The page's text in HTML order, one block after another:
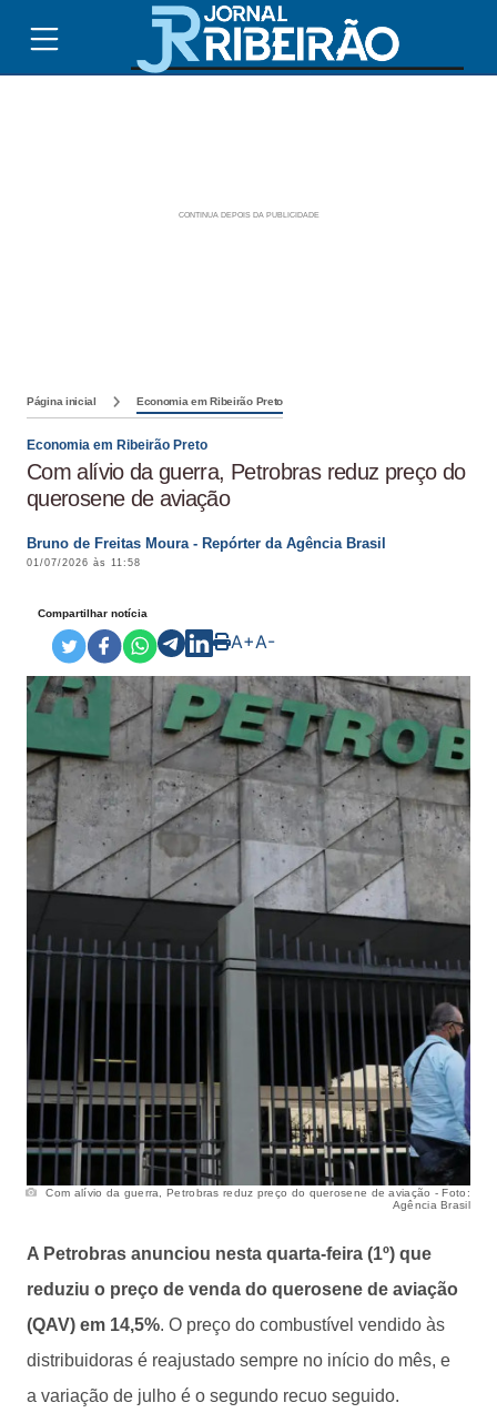
Página inicial Economia em Ribeirão Preto
Economia em Ribeirão Preto
Com alívio da guerra, Petrobras reduz preço do
querosene de aviação
Bruno de Freitas Moura - Repórter da Agência Brasil
01/07/2026 às 11:58
Compartilhar notícia
A+A-
Com alívio da guerra, Petrobras reduz preço do querosene de aviação - Foto:
Agência Brasil
A Petrobras anunciou nesta quarta-feira (1º) que
reduziu o preço de venda do querosene de aviação
(QAV) em 14,5%. O preço do combustível vendido às
distribuidoras é reajustado sempre no início do mês, e
a variação de julho é o segundo recuo seguido.